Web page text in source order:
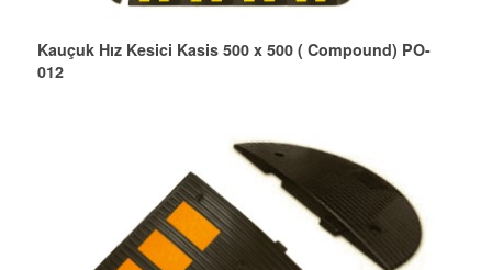
Kauçuk Hız Kesici Kasis 500 x 500 ( Compound) PO-
012